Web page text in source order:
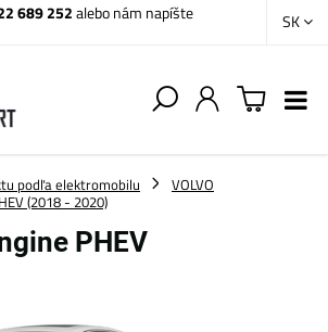
689 252alebo nám napíšte
SK
podľa elektromobilu
VOLVO
(2018 - 2020)
PHEV